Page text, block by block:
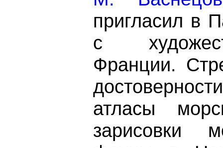
пригласил в
с
Франции.
атласы
зарисовки